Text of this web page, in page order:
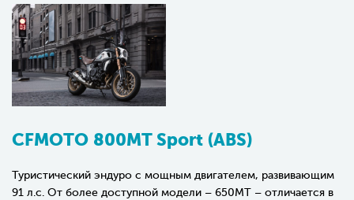
CFMOTO 800MT Sport (ABS)
Туристический эндуро с мощным двигателем, развивающим
91 л.с. От более доступной модели – 650MT – отличается в